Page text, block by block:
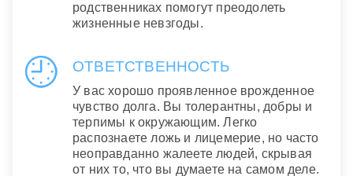
родственниках помогут преодолеть
жизненные невзгоды.
ОТВЕТСТВЕННОСТЬ
У вас хорошо проявленное врожденное
чувство долга. Вы толерантны, добры и
терпимы к окружающим. Легко
распознаете ложь и лицемерие, но часто
неоправданно жалеете людей, скрывая
от них то, что вы думаете на самом деле.